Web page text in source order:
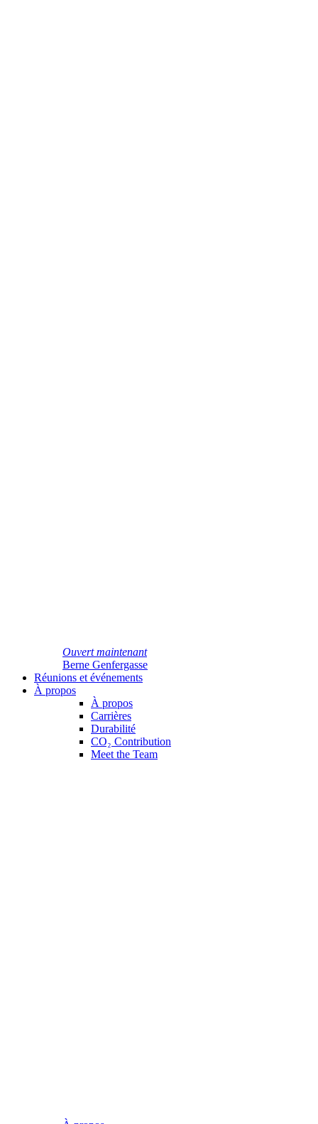
Ouvert maintenant
Berne Genfergasse
Réunions et événements
À propos
À propos
Carrières
Durabilité
CO₂ Contribution
Meet the Team